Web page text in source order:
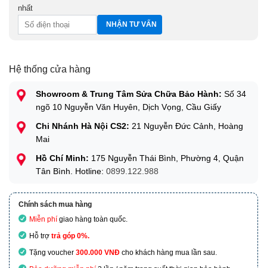
nhất
Hệ thống cửa hàng
Showroom & Trung Tâm Sửa Chữa Bảo Hành: Số 34
ngõ 10 Nguyễn Văn Huyên, Dịch Vọng, Cầu Giấy
Chi Nhánh Hà Nội CS2: 21 Nguyễn Đức Cảnh, Hoàng
Mai
Hồ Chí Minh: 175 Nguyễn Thái Bình, Phường 4, Quận
Tân Bình. Hotline: 0899.122.988
Chính sách mua hàng
Miễn phí giao hàng toàn quốc.
Hỗ trợ trả góp 0%.
Tặng voucher 300.000 VNĐ cho khách hàng mua lần sau.